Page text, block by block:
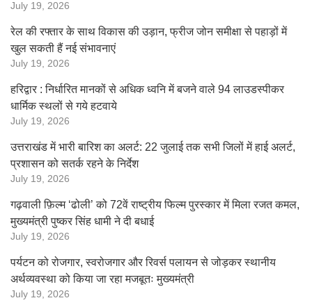
July 19, 2026
रेल की रफ्तार के साथ विकास की उड़ान, फ्रीज जोन समीक्षा से पहाड़ों में
खुल सकती हैं नई संभावनाएं
July 19, 2026
हरिद्वार : निर्धारित मानकों से अधिक ध्वनि में बजने वाले 94 लाउडस्पीकर
धार्मिक स्थलों से गये हटवाये
July 19, 2026
उत्तराखंड में भारी बारिश का अलर्ट: 22 जुलाई तक सभी जिलों में हाई अलर्ट,
प्रशासन को सतर्क रहने के निर्देश
July 19, 2026
गढ़वाली फ़िल्म ‘ढोली’ को 72वें राष्ट्रीय फिल्म पुरस्कार में मिला रजत कमल,
मुख्यमंत्री पुष्कर सिंह धामी ने दी बधाई
July 19, 2026
पर्यटन को रोजगार, स्वरोजगार और रिवर्स पलायन से जोड़कर स्थानीय
अर्थव्यवस्था को किया जा रहा मजबूतः मुख्यमंत्री
July 19, 2026